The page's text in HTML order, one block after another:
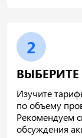
2
Изучите
по объему
Рекомендуем
обсуждения